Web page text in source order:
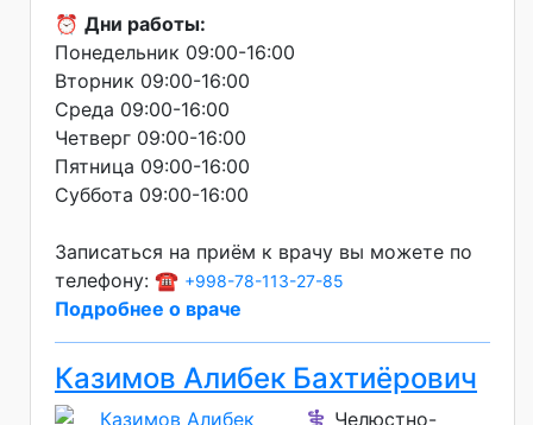
⏰ Дни работы:
Понедельник 09:00-16:00
Вторник 09:00-16:00
Среда 09:00-16:00
Четверг 09:00-16:00
Пятница 09:00-16:00
Суббота 09:00-16:00
Записаться на приём к врачу вы можете по
телефону: ☎️ +998-78-113-27-85
Подробнее о враче
Казимов Алибек Бахтиёрович
⚕️ Челюстно-